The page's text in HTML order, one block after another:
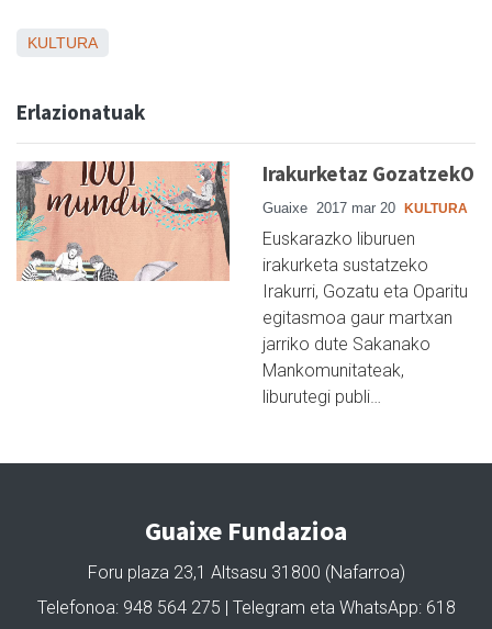
KULTURA
Erlazionatuak
Irakurketaz GozatzekO
Guaixe 2017 mar 20 KULTURA
Euskarazko liburuen
irakurketa sustatzeko
Irakurri, Gozatu eta Oparitu
egitasmoa gaur martxan
jarriko dute Sakanako
Mankomunitateak,
liburutegi publi…
Guaixe Fundazioa
Foru plaza 23,1 Altsasu 31800 (Nafarroa)
Telefonoa: 948 564 275 | Telegram eta WhatsApp: 618